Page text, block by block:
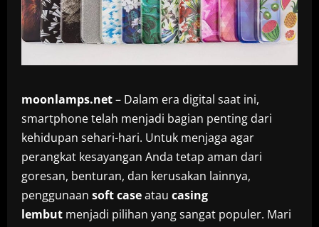
moonlamps.net– Dalam era digital saat ini,
smartphone telah menjadi bagian penting dari
kehidupan sehari-hari. Untuk menjaga agar
perangkat kesayangan Anda tetap aman dari
goresan, benturan, dan kerusakan lainnya,
penggunaan soft caseatau casing
lembut menjadi pilihan yang sangat populer. Mari